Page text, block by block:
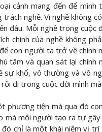
cảnh mang đến để
trách nghề. Vì nghề không
đâu. Mỗi nghề trong
chính của nghề không
con người ta trở về
tâm và quan sát lại
sự khổ, vô thường và vô
đi trong cuộc đời mình
phương tiện mà qua đó
mà mỗi người tạo ra tự
đó chỉ là một khái niệm vị